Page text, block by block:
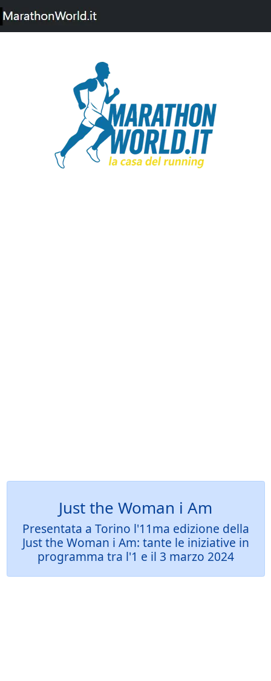
Just the Woman i Am
Presentata a Torino l'11ma edizione della
Just the Woman i Am: tante le iniziative in
programma tra l'1 e il 3 marzo 2024